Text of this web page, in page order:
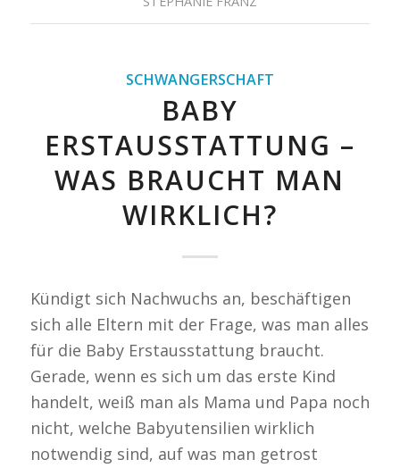
SCHWANGERSCHAFT
BABY
ERSTAUSSTATTUNG –
WAS BRAUCHT MAN
WIRKLICH?
Kündigt sich Nachwuchs an, beschäftigen
sich alle Eltern mit der Frage, was man alles
für die Baby Erstausstattung braucht.
Gerade, wenn es sich um das erste Kind
handelt, weiß man als Mama und Papa noch
nicht, welche Babyutensilien wirklich
notwendig sind, auf was man getrost